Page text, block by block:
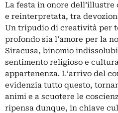
La festa in onore
e reinterpretata, tra
Un tripudio di creatività per
profondo sia l’amore per la
Siracusa, binomio
sentimento religioso e
appartenenza. L’arrivo del
evidenzia tutto questo,
animi e a scuotere le
ripensa dunque, in chiave